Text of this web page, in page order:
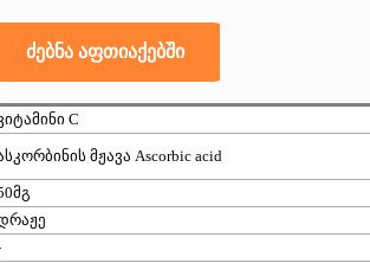
C
მჟავა Ascorbic acid